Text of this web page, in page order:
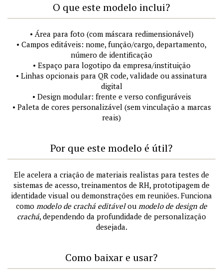
O que este modelo inclui?
• Área para foto (com máscara redimensionável)
• Campos editáveis: nome, função/cargo, departamento,
número de identificação
• Espaço para logotipo da empresa/instituição
• Linhas opcionais para QR code, validade ou assinatura
digital
• Design modular: frente e verso configuráveis
• Paleta de cores personalizável (sem vinculação a marcas
reais)
Por que este modelo é útil?
Ele acelera a criação de materiais realistas para testes de
sistemas de acesso, treinamentos de RH, prototipagem de
identidade visual ou demonstrações em reuniões. Funciona
como modelo de crachá editávelou modelo de design de
crachá, dependendo da profundidade de personalização
desejada.
Como baixar e usar?